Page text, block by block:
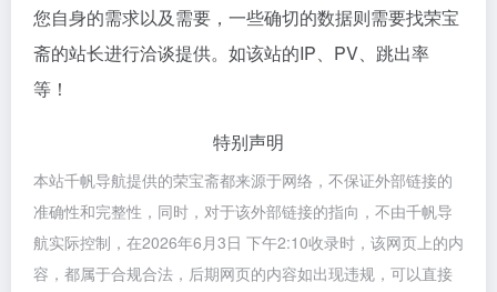
您自身的需求以及需要，一些确切的数据则需要找荣宝
斋的站长进行洽谈提供。如该站的IP、PV、跳出率
等！
特别声明
本站千帆导航提供的荣宝斋都来源于网络，不保证外部链接的
准确性和完整性，同时，对于该外部链接的指向，不由千帆导
航实际控制，在2026年6月3日 下午2:10收录时，该网页上的内
容，都属于合规合法，后期网页的内容如出现违规，可以直接